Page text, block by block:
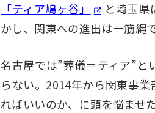
「ティア鳩ヶ谷」
と埼玉県
かし、関東への進出は一筋縄
名古屋では”葬儀＝ティア”と
らない。2014年から関東事
ればいいのか、に頭を悩ませた